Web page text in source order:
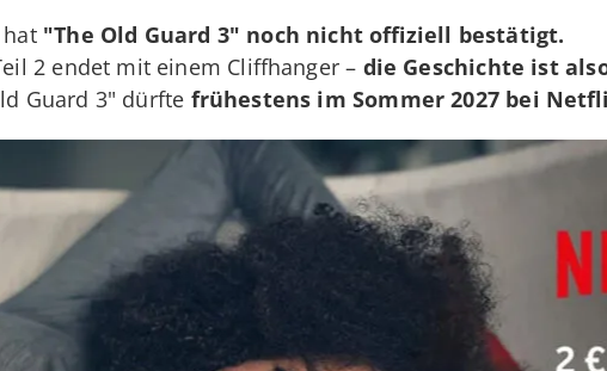
"The Old Guard 3" noch nicht offiziell bestätigt.
2 endet mit einem Cliffhanger – die Geschichte ist
Guard 3" dürfte frühestens im Sommer 2027 bei